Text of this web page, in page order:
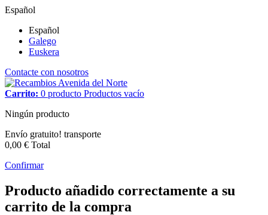
Español
Español
Galego
Euskera
Contacte con nosotros
Carrito: 0 producto Productos vacío
Ningún producto
Envío gratuito! transporte
0,00 € Total
Confirmar
Producto añadido correctamente a su
carrito de la compra